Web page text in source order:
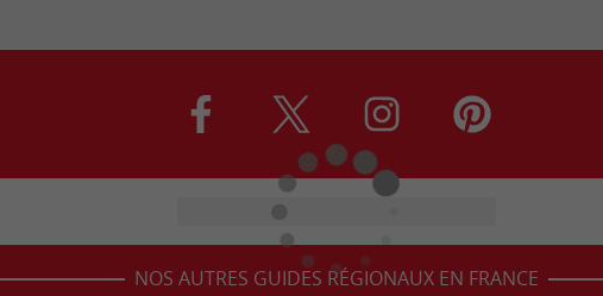
NOS AUTRES GUIDES RÉGIONAUX EN FRANCE